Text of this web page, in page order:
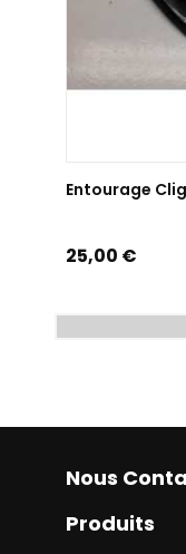
Entourage
Prix
25,00 €
Nous
Produits